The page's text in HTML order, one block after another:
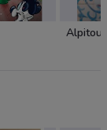
Alpitour